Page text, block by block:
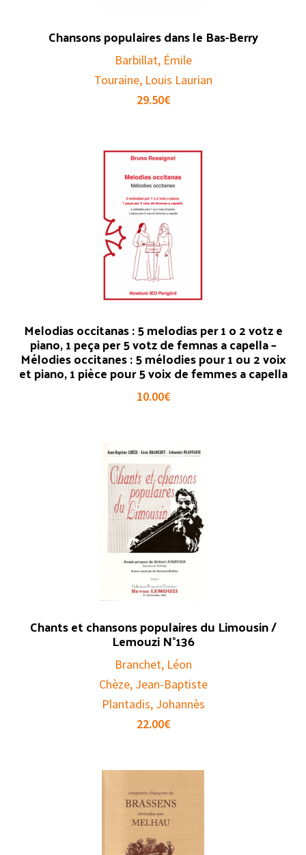
Chansons populaires dans le Bas-Berry
Barbillat, Émile
Touraine, Louis Laurian
29.50€
Melodias occitanas : 5 melodias per 1 o 2 votz e
piano, 1 peça per 5 votz de femnas a capella –
Mélodies occitanes : 5 mélodies pour 1 ou 2 voix
et piano, 1 pièce pour 5 voix de femmes a capella
10.00€
Chants et chansons populaires du Limousin /
Lemouzi N°136
Branchet, Léon
Chèze, Jean-Baptiste
Plantadis, Johannès
22.00€